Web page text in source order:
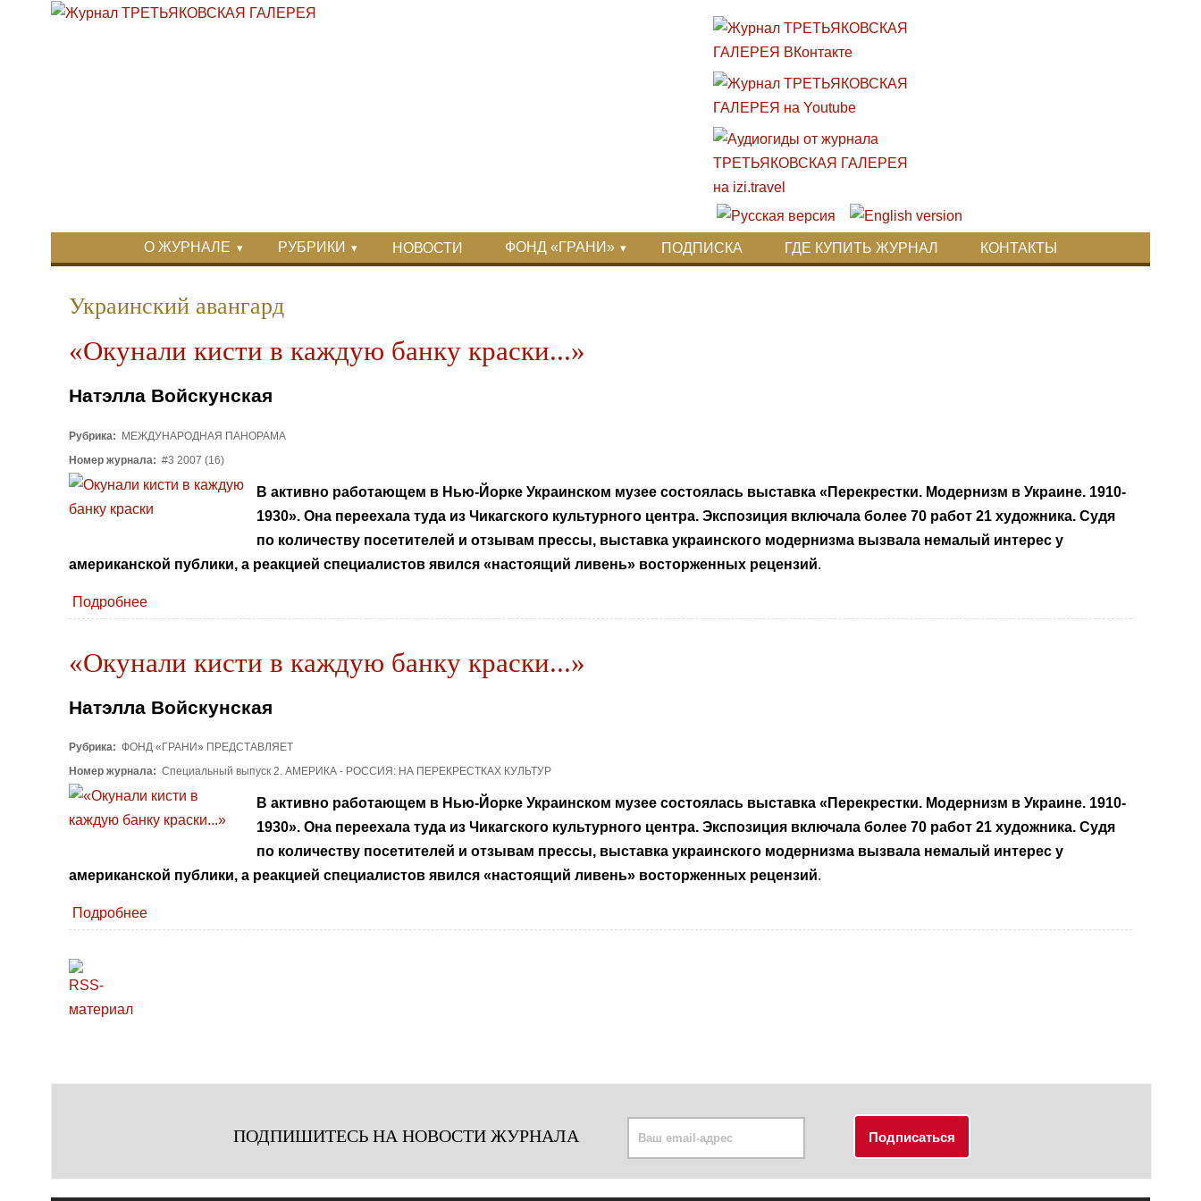
Перейти к основному содержанию
Skip to search
О ЖУРНАЛЕ РУБРИКИ НОВОСТИ ФОНД «ГРАНИ» ПОДПИСКА ГДЕ КУПИТЬ ЖУРНАЛ КОНТАКТЫ
Украинский авангард
«Окунали кисти в каждую банку краски...»
Натэлла Войскунская
Рубрика:
МЕЖДУНАРОДНАЯ ПАНОРАМА
Номер журнала: #3 2007 (16)
В активно работающем в Нью-Йорке Украинском музее состоялась выставка «Перекрестки. Модернизм в Украине. 1910-
1930». Она переехала туда из Чикагского культурного центра. Экспозиция включала более 70 работ 21 художника. Судя
по количеству посетителей и отзывам прессы, выставка украинского модернизма вызвала немалый интерес у
американской публики, а реакцией специалистов явился «настоящий ливень» восторженных рецензий.
Подробнее
«Окунали кисти в каждую банку краски...»
Натэлла Войскунская
Рубрика: ФОНД «ГРАНИ» ПРЕДСТАВЛЯЕТ
Номер журнала: Специальный выпуск 2. АМЕРИКА - РОССИЯ: НА ПЕРЕКРЕСТКАХ КУЛЬТУР
В активно работающем в Нью-Йорке Украинском музее состоялась выставка «Перекрестки. Модернизм в Украине. 1910-
1930». Она переехала туда из Чикагского культурного центра. Экспозиция включала более 70 работ 21 художника. Судя
по количеству посетителей и отзывам прессы, выставка украинского модернизма вызвала немалый интерес у
американской публики, а реакцией специалистов явился «настоящий ливень» восторженных рецензий.
Подробнее
ПОДПИШИТЕСЬ НА НОВОСТИ ЖУРНАЛА